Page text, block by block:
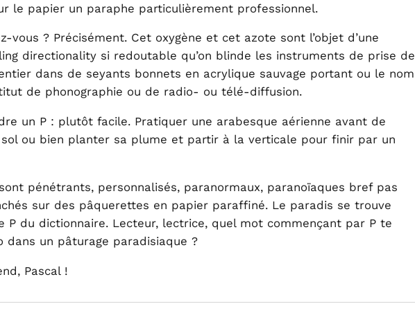
le papier un paraphe particulièrement professionnel.
vous ? Précisément. Cet oxygène et cet azote sont l’objet d’une
directionality si redoutable qu’on blinde les instruments de prise de
dans de seyants bonnets en acrylique sauvage portant ou le nom
de phonographie ou de radio- ou télé-diffusion.
un P : plutôt facile. Pratiquer une arabesque aérienne avant de
ou bien planter sa plume et partir à la verticale pour finir par un
pénétrants, personnalisés, paranormaux, paranoïaques bref pas
sur des pâquerettes en papier paraffiné. Le paradis se trouve
P du dictionnaire. Lecteur, lectrice, quel mot commençant par P te
dans un pâturage paradisiaque ?
Pascal !